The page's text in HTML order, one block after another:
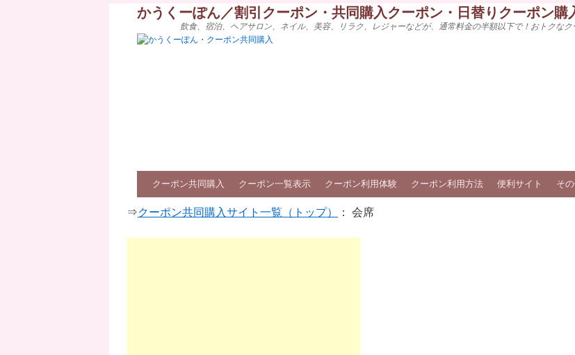
かうくーぽん／割引クーポン・共同購入クーポン・日替りクーポン購
飲食、宿泊、ヘアサロン、ネイル、美容、リラク、レジャーなどが、通常料金の半額以下で！おトクな
クーポン共同購入 クーポン一覧表示 クーポン利用体験 クーポン利用方法 便利サイト そ
⇒クーポン共同購入サイト一覧（トップ） ： 会席